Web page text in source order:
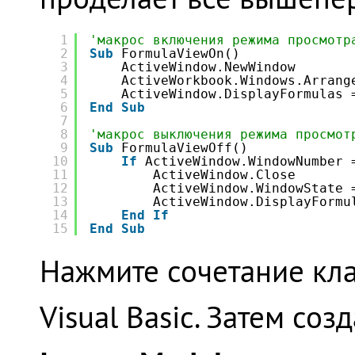
1
2
3
4
5
6
7
8
9
10
11
12
13
14
15
'макрос включения режима
Sub
FormulaViewOn()
ActiveWindow.NewWindow
End
Sub
'макрос выключения режима
Sub
FormulaViewOff()
If
ActiveWindow.Close
ActiveWindow.WindowState
End
If
End
Sub
Нажмите сочетание
Visual Basic. Затем